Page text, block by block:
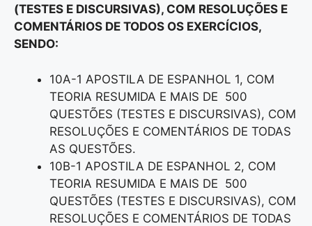
(TESTES E DISCURSIVAS), COM RESOLUÇÕES E
COMENTÁRIOS DE TODOS OS EXERCÍCIOS,
SENDO:
10A-1 APOSTILA DE ESPANHOL 1, COM
TEORIA RESUMIDA E MAIS DE 500
QUESTÕES (TESTES E DISCURSIVAS), COM
RESOLUÇÕES E COMENTÁRIOS DE TODAS
AS QUESTÕES.
10B-1 APOSTILA DE ESPANHOL 2, COM
TEORIA RESUMIDA E MAIS DE 500
QUESTÕES (TESTES E DISCURSIVAS), COM
RESOLUÇÕES E COMENTÁRIOS DE TODAS